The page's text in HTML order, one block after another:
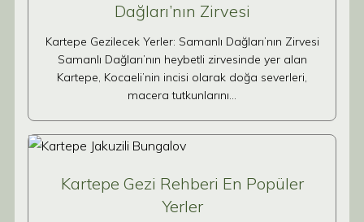
Dağları’nın Zirvesi
Kartepe Gezilecek Yerler: Samanlı Dağları’nın Zirvesi
Samanlı Dağları’nın heybetli zirvesinde yer alan
Kartepe, Kocaeli’nin incisi olarak doğa severleri,
macera tutkunlarını…
Kartepe Gezi Rehberi En Popüler
Yerler